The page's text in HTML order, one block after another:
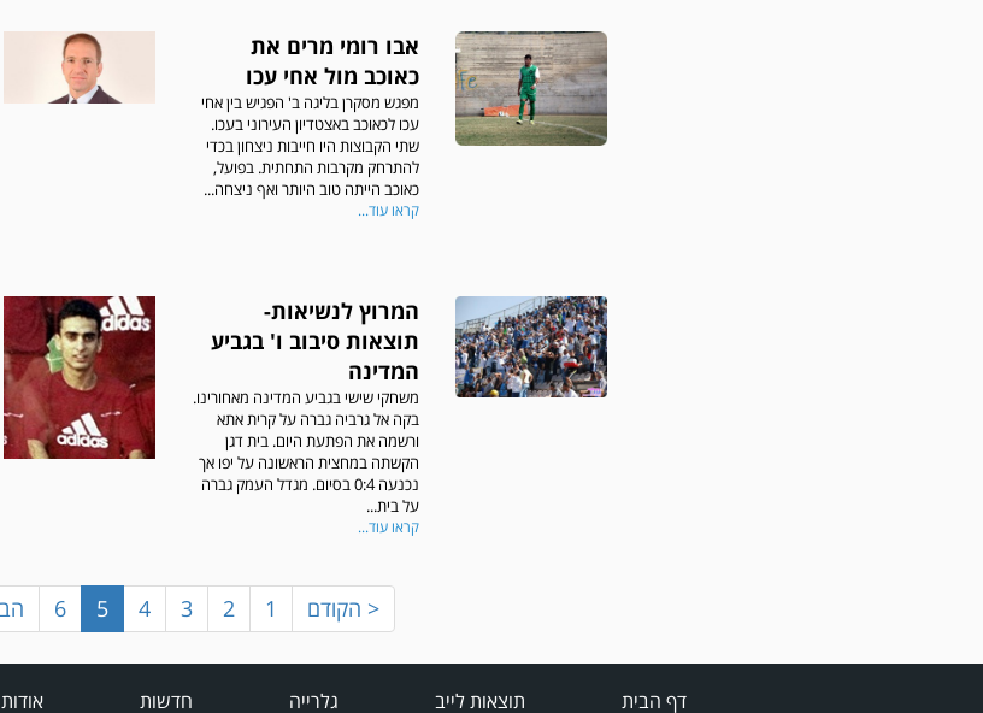
אבו רומי מרים את
כאוכב מול אחי עכו
מפגש מסקרן בליגה ב' הפגיש בין אחי
עכו לכאוכב באצטדיון העירוני בעכו.
שתי הקבוצות היו חייבות ניצחון בכדי
להתרחק מקרבות התחתית. בפועל,
כאוכב הייתה טוב היותר ואף ניצחה...
קראו עוד...
המרוץ לנשיאות-
תוצאות סיבוב ו' בגביע
המדינה
משחקי שישי בגביע המדינה מאחורינו.
בקה אל גרביה גברה על קרית אתא
ורשמה את הפתעת היום. בית דגן
הקשתה במחצית הראשונה על יפו אך
נכנעה 0:4 בסיום. מגדל העמק גברה
על בית...
קראו עוד...
< הקודם 1
2
3
4
5
6
דף הבית תוצאות לייב גלרייה חדשות אודות